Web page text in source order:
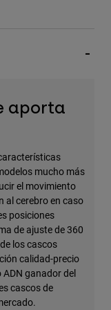
aporta
mucho más
el movimiento
al cerebro en caso
posiciones
de ajuste de 360
los cascos
calidad-precio
ADN ganador del
cascos de